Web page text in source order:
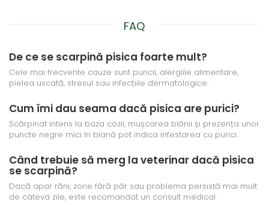
FAQ
De ce se scarpină pisica foarte mult?
Cele mai frecvente cauze sunt puricii, alergiile alimentare,
pielea uscată, stresul sau infecțiile dermatologice.
Cum îmi dau seama dacă pisica are purici?
Scărpinat intens la baza cozii, mușcarea blănii și prezența unor
puncte negre mici în blană pot indica infestarea cu purici.
Când trebuie să merg la veterinar dacă pisica
se scarpină?
Dacă apar răni, zone fără păr sau problema persistă mai mult
de câteva zile, este recomandat un consult medical.